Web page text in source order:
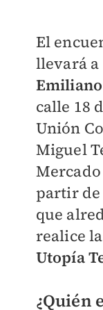
El
llevará a
calle 18
Unión
Miguel
partir de
que
realice
Utopía
¿Quién